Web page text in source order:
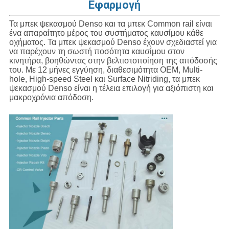
Εφαρμογή
Τα μπεκ ψεκασμού Denso και τα μπεκ Common rail είναι
ένα απαραίτητο μέρος του συστήματος καυσίμου κάθε
οχήματος. Τα μπεκ ψεκασμού Denso έχουν σχεδιαστεί για
να παρέχουν τη σωστή ποσότητα καυσίμου στον
κινητήρα, βοηθώντας στην βελτιστοποίηση της απόδοσής
του. Με 12 μήνες εγγύηση, διαθεσιμότητα OEM, Multi-
hole, High-speed Steel και Surface Nitriding, τα μπεκ
ψεκασμού Denso είναι η τέλεια επιλογή για αξιόπιστη και
μακροχρόνια απόδοση.